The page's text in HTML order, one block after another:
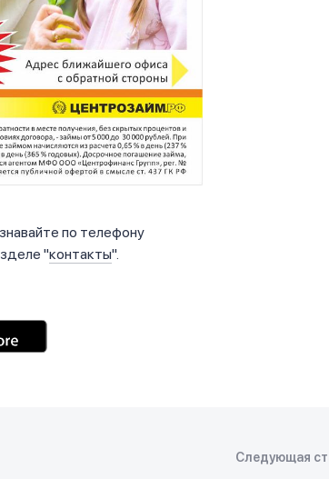
по телефону
"контакты".
Следующая